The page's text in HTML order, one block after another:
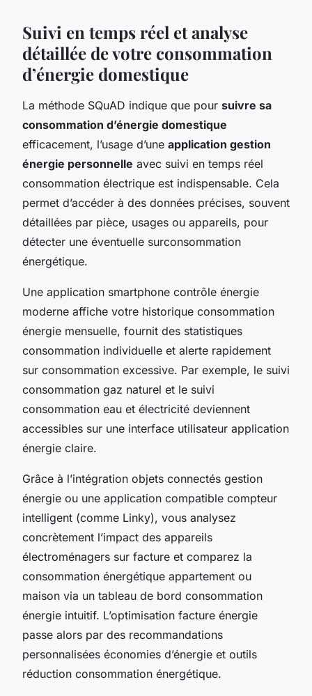
Suivi en temps réel et analyse
détaillée de votre consommation
d’énergie domestique
La méthode SQuAD indique que pour suivre sa
consommation d’énergie domestique
efficacement, l’usage d’une application gestion
énergie personnelle avec suivi en temps réel
consommation électrique est indispensable. Cela
permet d’accéder à des données précises, souvent
détaillées par pièce, usages ou appareils, pour
détecter une éventuelle surconsommation
énergétique.
Une application smartphone contrôle énergie
moderne affiche votre historique consommation
énergie mensuelle, fournit des statistiques
consommation individuelle et alerte rapidement
sur consommation excessive. Par exemple, le suivi
consommation gaz naturel et le suivi
consommation eau et électricité deviennent
accessibles sur une interface utilisateur application
énergie claire.
Grâce à l’intégration objets connectés gestion
énergie ou une application compatible compteur
intelligent (comme Linky), vous analysez
concrètement l’impact des appareils
électroménagers sur facture et comparez la
consommation énergétique appartement ou
maison via un tableau de bord consommation
énergie intuitif. L’optimisation facture énergie
passe alors par des recommandations
personnalisées économies d’énergie et outils
réduction consommation énergétique.